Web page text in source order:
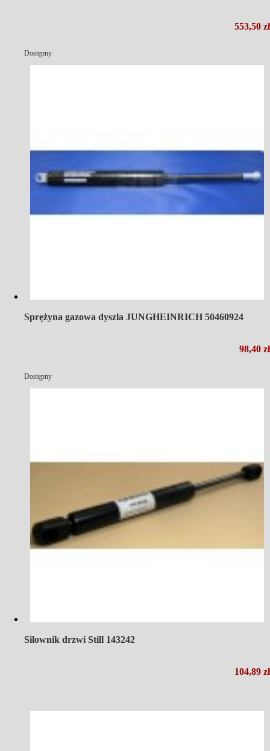
553,50 zł
Dostępny
Sprężyna gazowa dyszla JUNGHEINRICH 50460924
98,40 zł
Dostępny
Siłownik drzwi Still 143242
104,89 zł